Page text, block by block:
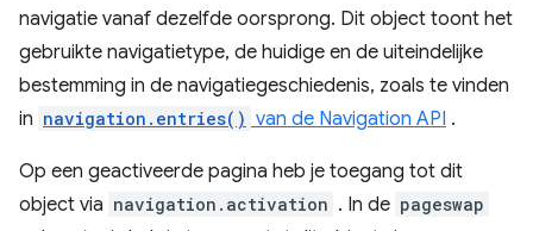
navigatie vanaf dezelfde oorsprong. Dit object toont het
gebruikte navigatietype, de huidige en de uiteindelijke
bestemming in de navigatiegeschiedenis, zoals te vinden
in navigation.entries() van de Navigation API .
Op een geactiveerde pagina heb je toegang tot dit
object via navigation.activation . In de pageswap